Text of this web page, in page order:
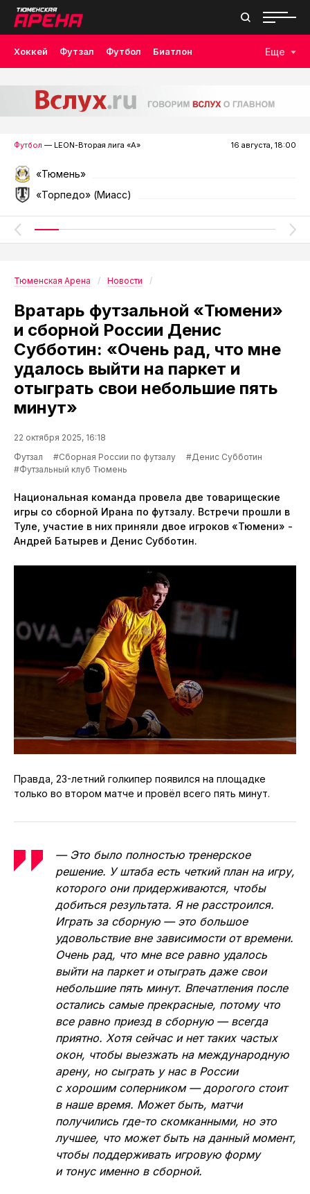
Хоккей Футзал Футбол Биатлон Еще
Футбол — LEON-Вторая лига «А» 16 августа, 18:00
«Тюмень»
«Торпедо» (Миасс)
Тюменская Арена Новости
Вратарь футзальной «Тюмени»
и сборной России Денис
Субботин: «Очень рад, что мне
удалось выйти на паркет и
отыграть свои небольшие пять
минут»
22 октября 2025, 16:18
Футзал
#Сборная России по футзалу
#Денис Субботин
#Футзальный клуб Тюмень
Национальная команда провела две товарищеские
игры со сборной Ирана по футзалу. Встречи прошли в
Туле, участие в них приняли двое игроков «Тюмени» -
Андрей Батырев и Денис Субботин.
Правда, 23-летний голкипер появился на площадке
только во втором матче и провёл всего пять минут.
— Это было полностью тренерское
решение. У штаба есть четкий план на игру,
которого они придерживаются, чтобы
добиться результата. Я не расстроился.
Играть за сборную — это большое
удовольствие вне зависимости от времени.
Очень рад, что мне все равно удалось
выйти на паркет и отыграть даже свои
небольшие пять минут. Впечатления после
остались самые прекрасные, потому что
все равно приезд в сборную — всегда
приятно. Хотя сейчас и нет таких частых
окон, чтобы выезжать на международную
арену, но сыграть у нас в России
с хорошим соперником — дорогого стоит
в наше время. Может быть, матчи
получились где-то скомканными, но это
лучшее, что может быть на данный момент,
чтобы поддерживать игровую форму
и тонус именно в сборной.